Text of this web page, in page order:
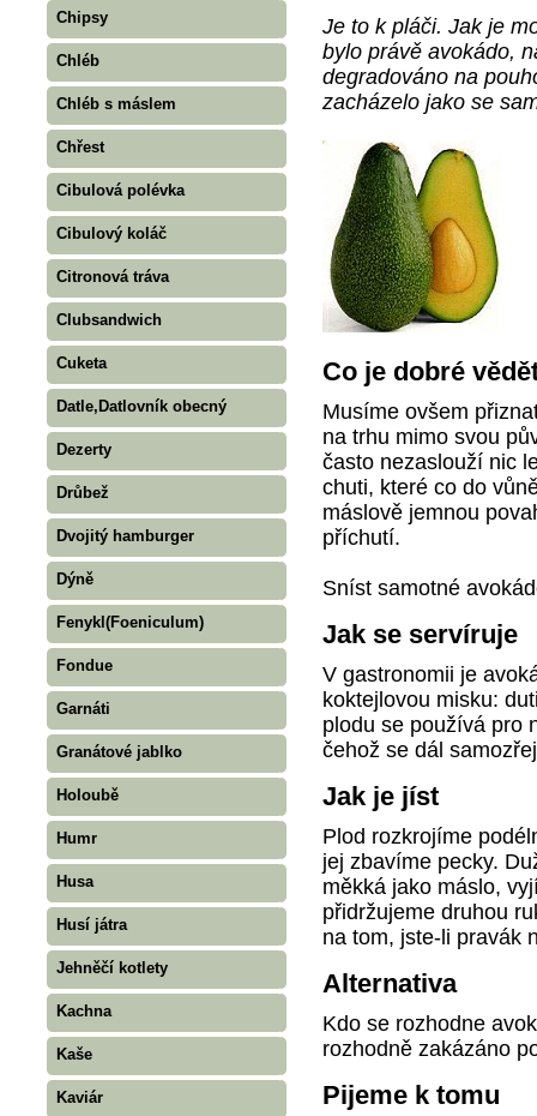
Chipsy
Chléb
Chléb s máslem
Chřest
Cibulová polévka
Cibulový koláč
Citronová tráva
Clubsandwich
Cuketa
Datle,Datlovník obecný
Dezerty
Drůbež
Dvojitý hamburger
Dýně
Fenykl(Foeniculum)
Fondue
Garnáti
Granátové jablko
Holoubě
Humr
Husa
Husí játra
Jehněčí kotlety
Kachna
Kaše
Kaviár
Je to k pláči. Jak je
bylo právě avokádo,
degradováno na
zacházelo jako se
Co je dobré
Musíme ovšem
na trhu mimo svou
často nezaslouží nic
chuti, které co do
máslově jemnou
příchutí.
Sníst samotné
Jak se servíruje
V gastronomii je
koktejlovou misku:
plodu se používá pro
čehož se dál
Jak je jíst
Plod rozkrojíme
jej zbavíme pecky.
měkká jako máslo,
přidržujeme druhou
na tom, jste-li pravák
Alternativa
Kdo se rozhodne
rozhodně zakázáno
Pijeme k tomu